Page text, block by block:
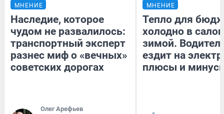
МНЕНИЕ
Наследие, которое
чудом не развалилось:
транспортный эксперт
разнес миф о «вечных»
советских дорогах
Олег Арефьев
МНЕНИЕ
Тепло для
холодно в
зимой.
ездит на
плюсы и